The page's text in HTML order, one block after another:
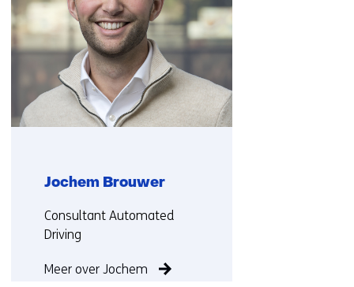
op)
Jochem Brouwer
Functie:
Consultant Automated
Driving
Meer over Jochem